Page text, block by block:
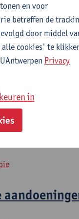
conditions
conditions
en voor
betreffen de
door middel
alle cookies' te
Privacy
in